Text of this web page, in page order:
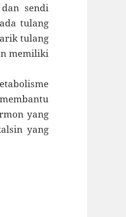
sendi
tulang
tulang
memiliki
yang
yang